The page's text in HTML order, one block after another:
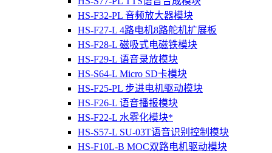
HS-F32-PL 音频放大器模块
HS-F27-L 4路电机8路舵机扩展板
HS-F28-L 磁吸式电磁铁模块
HS-F29-L 语音录放模块
HS-S64-L Micro SD卡模块
HS-F25-PL 步进电机驱动模块
HS-F26-L 语音播报模块
HS-F22-L 水雾化模块*
HS-S57-L SU-03T语音识别控制模块
HS-F10L-B MOC双路电机驱动模块